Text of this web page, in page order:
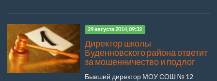
29 августа 2014, 09:32
Директор школы
Буденновского района ответит
за мошенничество и подлог
Бывший директор МОУ СОШ № 12